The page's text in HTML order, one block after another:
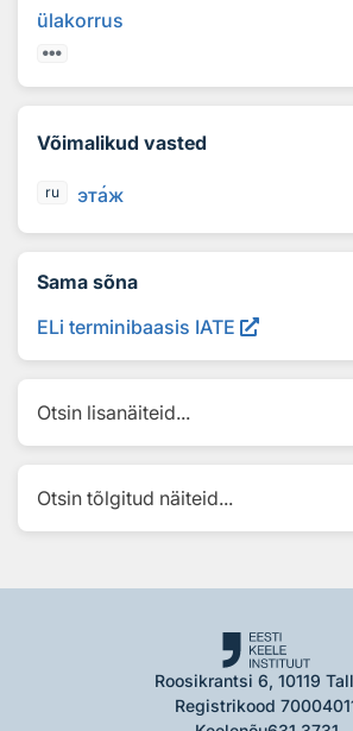
ülakorrus
Võimalikud vasted
ru этаж
Sama sõna
ELi terminibaasis IATE
Otsin lisanäiteid...
Otsin tõlgitud näiteid...
Roosikrantsi 6, 10119
Registrikood